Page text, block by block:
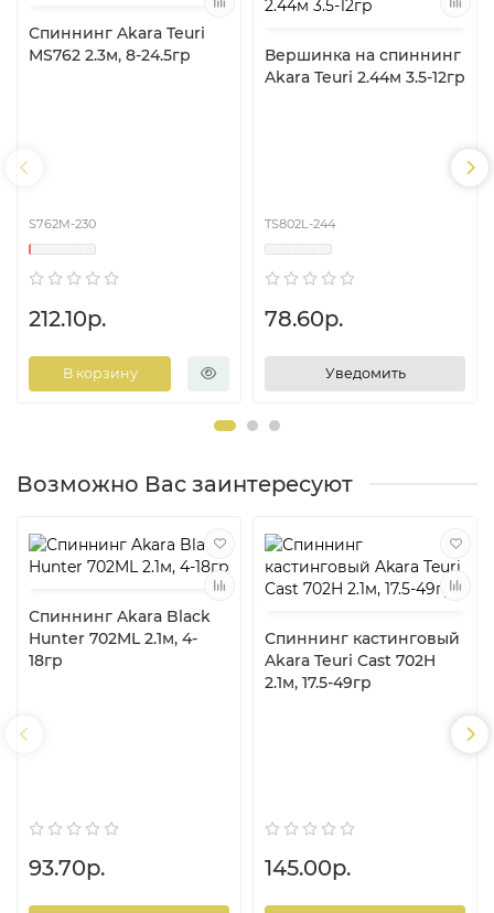
Спиннинг Akara Teuri
MS762 2.3м, 8-24.5гр
S762M-230
212.10р.
В корзину
Вершинка на спиннинг
Akara Teuri 2.44м 3.5-12гр
TS802L-244
78.60р.
Уведомить
Возможно Вас заинтересуют
Спиннинг Akara Black
Hunter 702ML 2.1м, 4-
18гр
93.70р.
Спиннинг кастинговый
Akara Teuri Cast 702H
2.1м, 17.5-49гр
145.00р.